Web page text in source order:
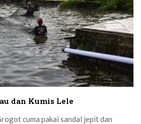
dan Kumis Lele
cuma pakai sandal jepit dan